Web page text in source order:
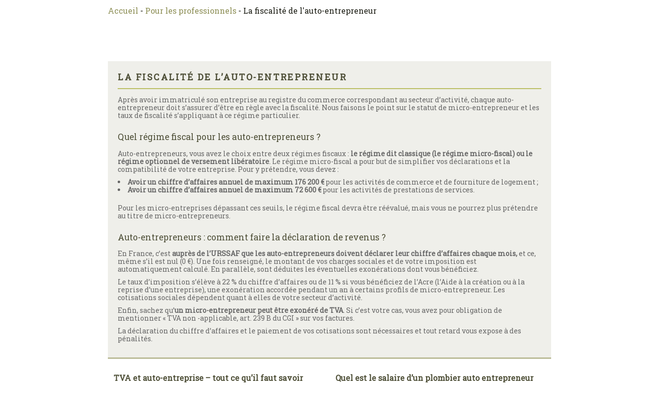
Accueil - Pour les professionnels - La fiscalité de l'auto-entrepreneur
LA FISCALITÉ DE L’AUTO-ENTREPRENEUR
Après avoir immatriculé son entreprise au registre du commerce correspondant au secteur d’activité, chaque auto-
entrepreneur doit s’assurer d’être en règle avec la fiscalité. Nous faisons le point sur le statut de micro-entrepreneur et les
taux de fiscalité s’appliquant à ce régime particulier.
Quel régime fiscal pour les auto-entrepreneurs ?
Auto-entrepreneurs, vous avez le choix entre deux régimes fiscaux : le régime dit classique (le régime micro-fiscal) ou le
régime optionnel de versement libératoire . Le régime micro-fiscal a pour but de simplifier vos déclarations et la
compatibilité de votre entreprise. Pour y prétendre, vous devez :
Avoir un chiffre d’affaires annuel de maximum 176 200 €pour les activités de commerce et de fourniture de logement ;
Avoir un chiffre d’affaires annuel de maximum 72 600 €pour les activités de prestations de services.
Pour les micro-entreprises dépassant ces seuils, le régime fiscal devra être réévalué, mais vous ne pourrez plus prétendre
au titre de micro-entrepreneurs.
Auto-entrepreneurs : comment faire la déclaration de revenus ?
En France, c’est auprès de l’URSSAF que les auto-entrepreneurs doivent déclarer leur chiffre d’affaires chaque mois,et ce,
même s’il est nul (0 €). Une fois renseigné, le montant de vos charges sociales et de votre imposition est
automatiquement calculé. En parallèle, sont déduites les éventuelles exonérations dont vous bénéficiez.
Le taux d’imposition s’élève à 22 % du chiffre d’affaires ou de 11 % si vous bénéficiez de l’Acre (l’Aide à la création ou à la
reprise d’une entreprise), une exonération accordée pendant un an à certains profils de micro-entrepreneur. Les
cotisations sociales dépendent quant à elles de votre secteur d’activité.
Enfin, sachez qu’un micro-entrepreneur peut être exonéré de TVA. Si c’est votre cas, vous avez pour obligation de
mentionner « TVA non -applicable, art. 239 B du CGI » sur vos factures.
La déclaration du chiffre d’affaires et le paiement de vos cotisations sont nécessaires et tout retard vous expose à des
pénalités.
TVA et auto-entreprise – tout ce qu’il faut savoir Quel est le salaire d’un plombier auto entrepreneur